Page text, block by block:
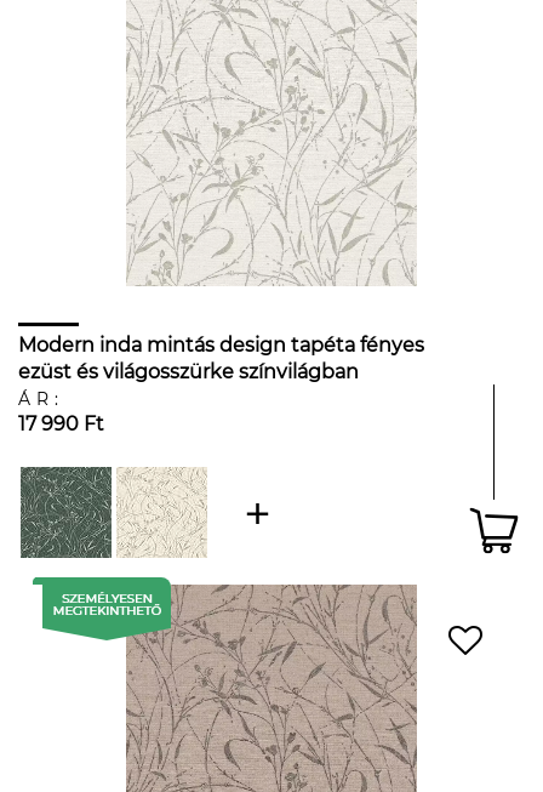
Modern inda mintás design tapéta fényes
ezüst és világosszürke színvilágban
ÁR:
17 990 Ft